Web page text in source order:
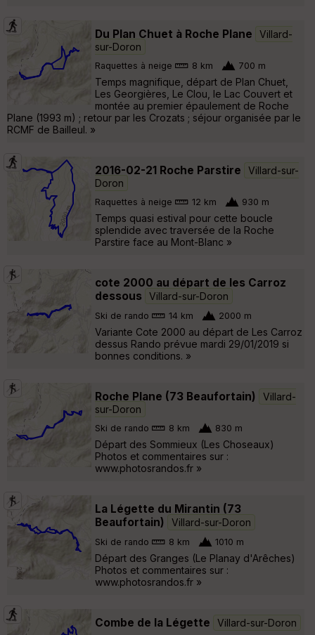
Du Plan Chuet à Roche Plane
Villard-
sur-Doron
Raquettes à neige 8 km 700 m
Temps magnifique, départ de Plan Chuet,
Les Georgières, Le Clou, le Lac Couvert et
montée au premier épaulement de Roche
Plane (1993 m) ; retour par les Crozats ; séjour organisée par le
RCMF de Bailleul. »
2016-02-21 Roche Parstire
Villard-sur-
Doron
Raquettes à neige 12 km 930 m
Temps quasi estival pour cette boucle
splendide avec traversée de la Roche
Parstire face au Mont-Blanc »
cote 2000 au départ de les Carroz
dessous
Villard-sur-Doron
Ski de rando 14 km 2000 m
Variante Cote 2000 au départ de Les Carroz
dessus Rando prévue mardi 29/01/2019 si
bonnes conditions. »
Roche Plane (73 Beaufortain)
Villard-
sur-Doron
Ski de rando 8 km 830 m
Départ des Sommieux (Les Choseaux)
Photos et commentaires sur :
www.photosrandos.fr »
La Légette du Mirantin (73
Beaufortain)
Villard-sur-Doron
Ski de rando 8 km 1010 m
Départ des Granges (Le Planay d'Arêches)
Photos et commentaires sur :
www.photosrandos.fr »
Combe de la Légette Villard-sur-Doron